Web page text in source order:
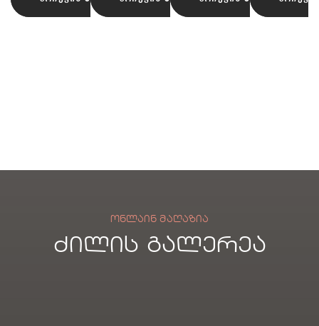
ტებ
ი
er
Pile
ი
n
LGY
ძილის გალერეა
ᲝᲜᲚᲐᲘᲜ ᲛᲐᲦᲐᲖᲘᲐ